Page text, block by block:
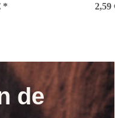
* 2,59
de